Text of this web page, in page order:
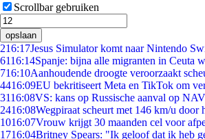
Scrollbar gebruiken
opslaan
216:17Jesus Simulator komt naar Nintendo
6116:14Spanje: bijna alle migranten in Ceuta
716:10Aanhoudende droogte veroorzaakt
4416:09EU bekritiseert Meta en TikTok om
3116:08VS: kans op Russische aanval op
2416:08Wegpiraat scheurt met 146 km/u door
1016:07Vrouw krijgt 30 maanden cel voor
1716:04Britney Spears: "Ik geloof dat ik heb